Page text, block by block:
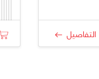
التفاصيل